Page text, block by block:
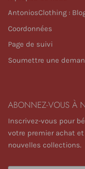
AntoniosClothing :
Coordonnées
Page de suivi
Soumettre une
ABONNEZ-VOUS À
Inscrivez-vous pour
votre premier achat
nouvelles collections.